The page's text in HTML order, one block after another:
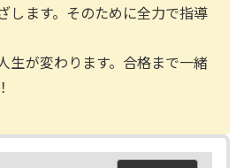
します。そのために全力で指導
生が変わります。合格まで一緒